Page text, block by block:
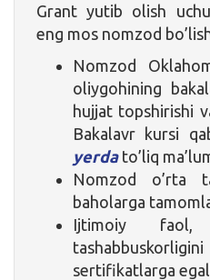
Grant yutib olish
eng mos nomzod
Nomzod
oliygohining
hujjat topshirishi
Bakalavr kursi
yerdato’liq
Nomzod o’rta
baholarga
Ijtimoiy faol,
sertifikatlarga